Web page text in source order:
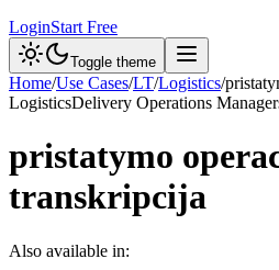
LoginStart Free
Toggle theme
Home/Use Cases/LT/Logistics/
LogisticsDelivery Operations
pristatymo
transkripcija
Also available in: